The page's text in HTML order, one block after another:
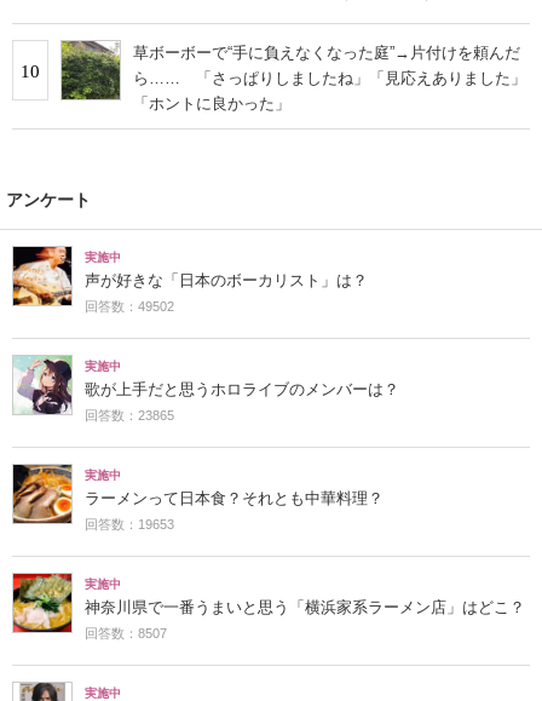
10
草ボーボーで“手に負えなくなった庭”→片付けを頼んだ
ら…… 「さっぱりしましたね」「見応えありました」
「ホントに良かった」
アンケート
実施中
声が好きな「日本のボーカリスト」は？
回答数：49502
実施中
歌が上手だと思うホロライブのメンバーは？
回答数：23865
実施中
ラーメンって日本食？それとも中華料理？
回答数：19653
実施中
神奈川県で一番うまいと思う「横浜家系ラーメン店」はどこ？
回答数：8507
実施中